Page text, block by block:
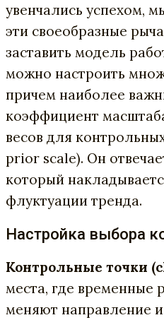
увенчались успехом,
эти своеобразные
заставить модель
можно настроить
причем наиболее
коэффициент
весов для
prior scale). Он
который
флуктуации тренда.
Настройка выбора
Контрольные точки
места, где временные
меняют направление